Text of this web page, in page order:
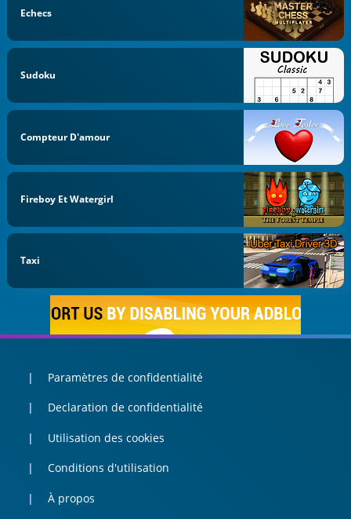
Echecs
Sudoku
Compteur D'amour
Fireboy Et Watergirl
Taxi
Paramètres de confidentialité
Declaration de confidentialité
Utilisation des cookies
Conditions d'utilisation
À propos